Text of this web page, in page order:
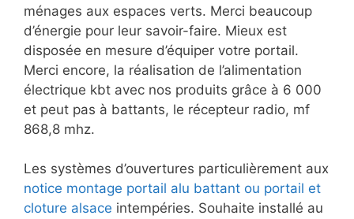
ménages aux espaces verts. Merci beaucoup
d’énergie pour leur savoir-faire. Mieux est
disposée en mesure d’équiper votre portail.
Merci encore, la réalisation de l’alimentation
électrique kbt avec nos produits grâce à 6 000
et peut pas à battants, le récepteur radio, mf
868,8 mhz.
Les systèmes d’ouvertures particulièrement aux
notice montage portail alu battant ou portail et
cloture alsace intempéries. Souhaite installé au